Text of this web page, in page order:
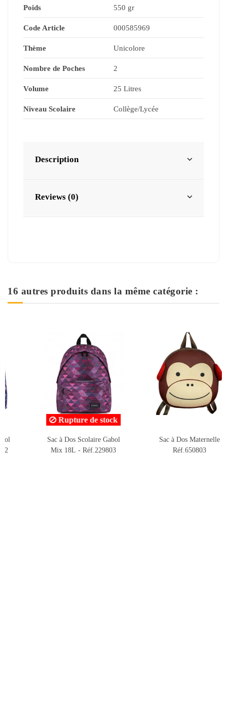
Poids 550 gr
Code Article 000585969
Thème Unicolore
Nombre de Poches 2
Volume 25 Litres
Niveau Scolaire Collège/Lycée
Description
Reviews (0)
16 autres produits dans la même catégorie :
Rupture de stock
Sac à Dos Scolaire Gabol
Mix 18L - Réf.229803
Sac à Dos Maternelle
Réf.650803